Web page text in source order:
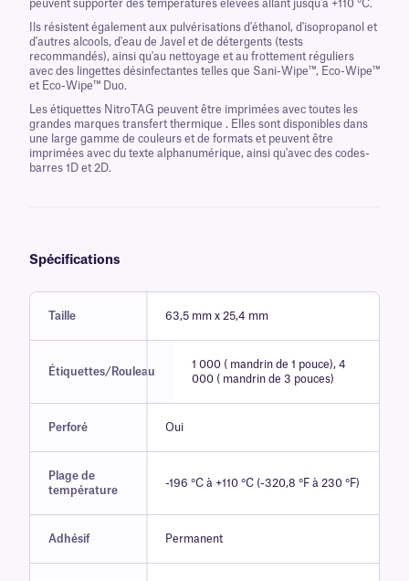
peuvent supporter des températures élevées allant jusqu'à +110 °C.
Ils résistent également aux pulvérisations d'éthanol, d'isopropanol et
d'autres alcools, d'eau de Javel et de détergents (tests
recommandés), ainsi qu'au nettoyage et au frottement réguliers
avec des lingettes désinfectantes telles que Sani-Wipe™, Eco-Wipe™
et Eco-Wipe™ Duo.
Les étiquettes NitroTAG peuvent être imprimées avec toutes les
grandes marques transfert thermique . Elles sont disponibles dans
une large gamme de couleurs et de formats et peuvent être
imprimées avec du texte alphanumérique, ainsi qu'avec des codes-
barres 1D et 2D.
Spécifications
Taille 63,5 mm x 25,4 mm
Étiquettes/Rouleau
1 000 ( mandrin de 1 pouce), 4
000 ( mandrin de 3 pouces)
Perforé Oui
Plage de
température
-196 °C à +110 °C (-320,8 °F à 230 °F)
Adhésif Permanent